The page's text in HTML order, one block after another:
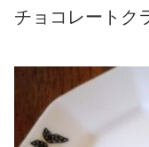
チョコレート